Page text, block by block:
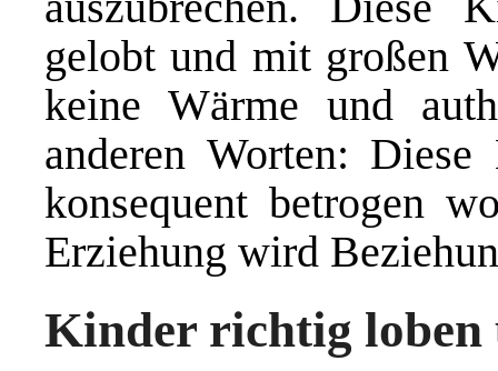
gelobt und mit großen
keine Wärme und
anderen Worten:
konsequent betrogen
Erziehung wird
Kinder richtig loben